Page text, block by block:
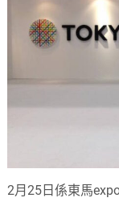
2月25日係東馬